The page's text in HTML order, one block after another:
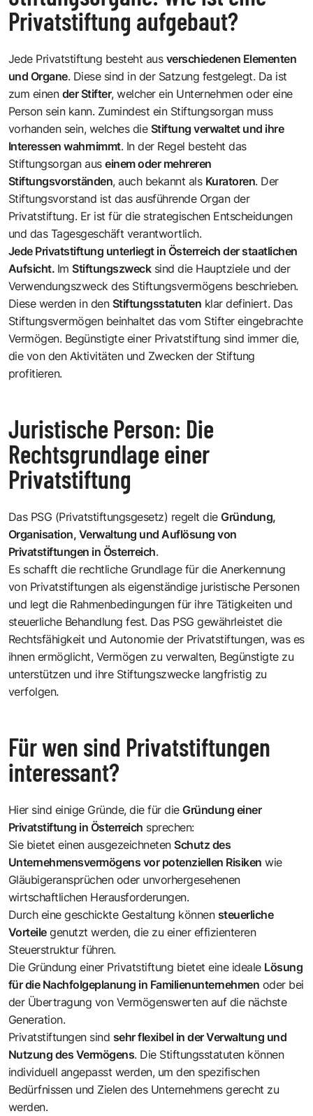
Privatstiftung aufgebaut?
Jede Privatstiftung besteht aus verschiedenen Elementen
und Organe. Diese sind in der Satzung festgelegt. Da ist
zum einen der Stifter, welcher ein Unternehmen oder eine
Person sein kann. Zumindest ein Stiftungsorgan muss
vorhanden sein, welches die Stiftung verwaltet und ihre
Interessen wahrnimmt. In der Regel besteht das
Stiftungsorgan auseinem oder mehreren
Stiftungsvorständen, auch bekannt als Kuratoren. Der
Stiftungsvorstand ist das ausführende Organ der
Privatstiftung. Er ist für die strategischen Entscheidungen
und das Tagesgeschäft verantwortlich.
Jede Privatstiftung unterliegt in Österreich der staatlichen
Aufsicht. ImStiftungszwecksind die Hauptziele und der
Verwendungszweck des Stiftungsvermögens beschrieben.
Diese werden in den Stiftungsstatuten klar definiert. Das
Stiftungsvermögen beinhaltet das vom Stifter eingebrachte
Vermögen. Begünstigte einer Privatstiftung sind immer die,
die von den Aktivitäten und Zwecken der Stiftung
profitieren.
Juristische Person: Die
Rechtsgrundlage einer
Privatstiftung
Das PSG (Privatstiftungsgesetz) regelt dieGründung,
Organisation, Verwaltung und Auflösung von
Privatstiftungen in Österreich.
Es schafft die rechtliche Grundlage für die Anerkennung
von Privatstiftungen als eigenständige juristische Personen
und legt die Rahmenbedingungen für ihre Tätigkeiten und
steuerliche Behandlung fest. Das PSG gewährleistet die
Rechtsfähigkeit und Autonomie der Privatstiftungen, was es
ihnen ermöglicht, Vermögen zu verwalten, Begünstigte zu
unterstützen und ihre Stiftungszwecke langfristig zu
verfolgen.
Für wen sind Privatstiftungen
interessant?
Hier sind einige Gründe, die für dieGründung einer
Privatstiftung in Österreich sprechen:
Sie bietet einen ausgezeichnetenSchutz des
Unternehmensvermögens vor potenziellen Risiken wie
Gläubigeransprüchen oder unvorhergesehenen
wirtschaftlichen Herausforderungen.
Durch eine geschickte Gestaltung können steuerliche
Vorteile genutzt werden, die zu einer effizienteren
Steuerstruktur führen.
Die Gründung einer Privatstiftung bietet eine ideale Lösung
für die Nachfolgeplanung in Familienunternehmen oder bei
der Übertragung von Vermögenswerten auf die nächste
Generation.
Privatstiftungen sind sehr flexibel in der Verwaltung und
Nutzung des Vermögens. Die Stiftungsstatuten können
individuell angepasst werden, um den spezifischen
Bedürfnissen und Zielen des Unternehmens gerecht zu
werden.